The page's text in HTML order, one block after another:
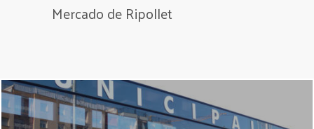
Mercado de Ripollet